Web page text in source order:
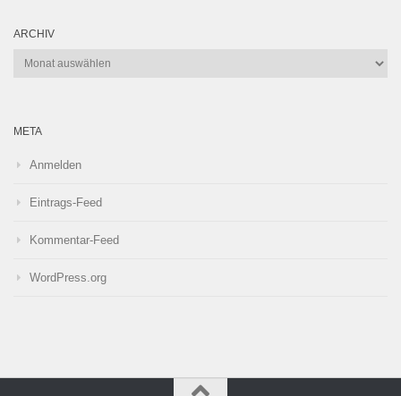
ARCHIV
Archiv
META
Anmelden
Eintrags-Feed
Kommentar-Feed
WordPress.org